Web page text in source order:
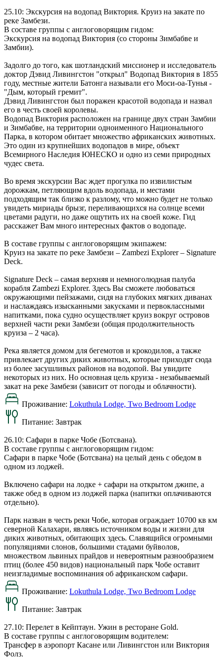
25.10: Экскурсия на водопад Виктория. Круиз на закате по
реке Замбези.
В составе группы с англоговорящим гидом:
Экскурсия на водопад Виктория (со стороны Зимбабве и
Замбии).
Задолго до того, как шотландский миссионер и исследователь
доктор Дэвид Ливингстон "открыл" Водопад Виктория в 1855
году, местные жители Батонга называли его Моси-оа-Тунья -
"Дым, который гремит".
Дэвид Ливингстон был поражен красотой водопада и назвал
его в честь своей королевы.
Водопад Виктория расположен на границе двух стран Замбии
и Зимбабве, на территории одноименного Национального
Парка, в котором обитает множество африканских животных.
Это один из крупнейших водопадов в мире, объект
Всемирного Наследия ЮНЕСКО и одно из семи природных
чудес света.
Во время экскурсии Вас ждет прогулка по извилистым
дорожкам, петляющим вдоль водопада, и местами
подходящим так близко к разлому, что можно будет не только
увидеть мириады брызг, переливающихся на солнце всеми
цветами радуги, но даже ощутить их на своей коже. Гид
расскажет Вам много интересных фактов о водопаде.
В составе группы с англоговорящим экипажем:
Круиз на закате по реке Замбези – Zambezi Explorer – Signature
Deck.
Signature Deck – самая верхняя и немноголюдная палуба
корабля Zambezi Explorer. Здесь Вы сможете любоваться
окружающими пейзажами, сидя на глубоких мягких диванах
и наслаждаясь изысканными закусками и первоклассными
напитками, пока судно осуществляет круиз вокруг островов
верхней части реки Замбези (общая продолжительность
круиза – 2 часа).
Река является домом для бегемотов и крокодилов, а также
привлекает других диких животных, которые приходят сюда
из более засушливых районов на водопой. Вы увидите
некоторых из них. Но основная цель круиза - незабываемый
закат на реке Замбези (зависит от погоды и облачности).
Проживание: Lokuthula Lodge, Two Bedroom Lodge
Питание: Завтрак
26.10: Сафари в парке Чобе (Ботсвана).
В составе группы с англоговорящим гидом:
Сафари в парке Чобе (Ботсвана) на целый день с обедом в
одном из лоджей.
Включено сафари на лодке + сафари на открытом джипе, а
также обед в одном из лоджей парка (напитки оплачиваются
отдельно).
Парк назван в честь реки Чобе, которая ограждает 10700 кв км
северной Калахари, являясь источником воды и жизни для
диких животных, обитающих здесь. Славящийся огромными
популяциями слонов, большими стадами буйволов,
множеством львиных прайдов и невероятным разнообразием
птиц (более 450 видов) национальный парк Чобе оставит
неизгладимые воспоминания об африканском сафари.
Проживание: Lokuthula Lodge, Two Bedroom Lodge
Питание: Завтрак
27.10: Перелет в Кейптаун. Ужин в ресторане Gold.
В составе группы с англоговорящим водителем:
Трансфер в аэропорт Касане или Ливингстон или Виктория
Фолз.